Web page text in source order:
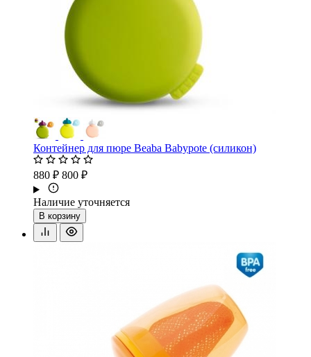
Контейнер для пюре Beaba Babypote (силикон)
880 ₽ 800 ₽
Наличие уточняется
В корзину